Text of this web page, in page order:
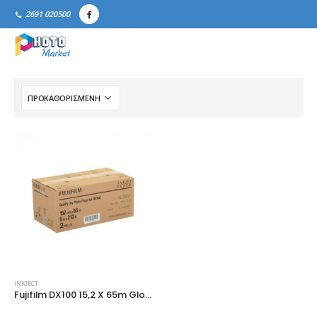
2691 020500
INKJECT
Fujifilm DX100 15,2 X 65m Glossy & Lustre